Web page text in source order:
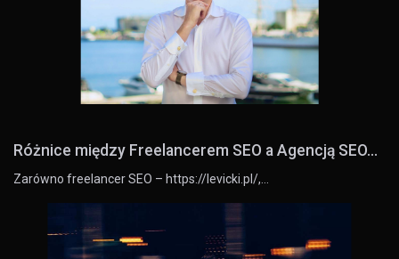
Różnice między Freelancerem SEO a Agencją SEO...
Zarówno freelancer SEO – https://levicki.pl/,…